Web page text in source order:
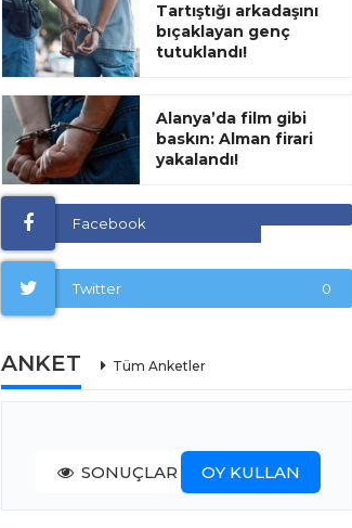
Tartıştığı arkadaşını
bıçaklayan genç
tutuklandı!
Alanya’da film gibi
baskın: Alman firari
yakalandı!
Facebook
Twitter 0
ANKET Tüm Anketler
SONUÇLAR OY KULLAN